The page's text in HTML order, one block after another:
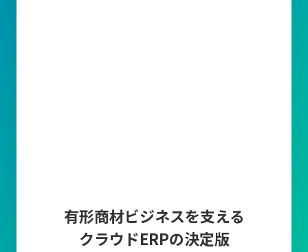
有形商材ビジネスを支える
クラウドERPの決定版